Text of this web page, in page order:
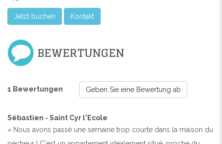
Jetzt buchen Kontakt
BEWERTUNGEN
1 Bewertungen Geben Sie eine Bewertung ab
Sébastien - Saint Cyr l'Ecole
« Nous avons passé une semaine trop courte dans la maison du